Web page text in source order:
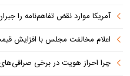
آمریکا موارد نقض تفاهم‌نامه را
اعلام مخالفت مجلس با افزایش
چرا احراز هویت در برخی